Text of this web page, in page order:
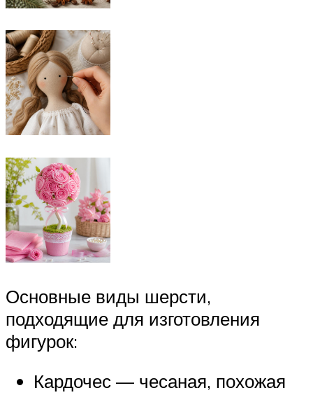
Основные виды шерсти,
подходящие для изготовления
фигурок:
Кардочес — чесаная, похожая